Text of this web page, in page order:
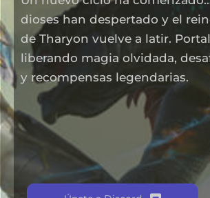
dioses han despertado y el
de Tharyon vuelve a latir.
liberando magia olvidada,
y recompensas legendarias.